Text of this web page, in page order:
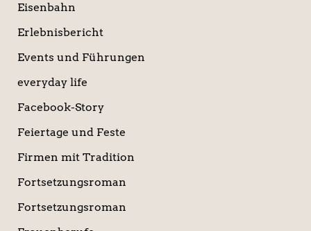
Eisenbahn
Erlebnisbericht
Events und Führungen
everyday life
Facebook-Story
Feiertage und Feste
Firmen mit Tradition
Fortsetzungsroman
Fortsetzungsroman